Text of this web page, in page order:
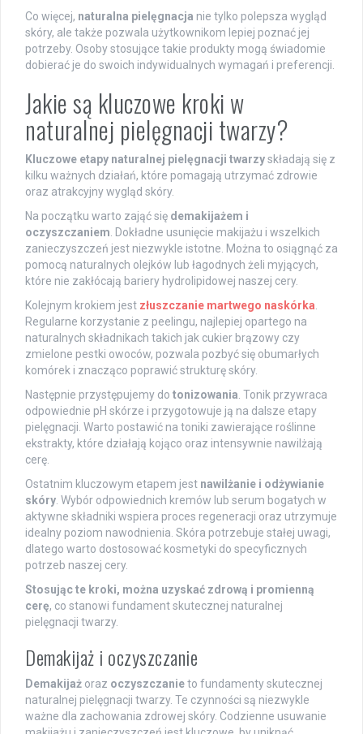
Co więcej, naturalna pielęgnacja nie tylko polepsza wygląd
skóry, ale także pozwala użytkownikom lepiej poznać jej
potrzeby. Osoby stosujące takie produkty mogą świadomie
dobierać je do swoich indywidualnych wymagań i preferencji.
Jakie są kluczowe kroki w
naturalnej pielęgnacji twarzy?
Kluczowe etapy naturalnej pielęgnacji twarzyskładają się z
kilku ważnych działań, które pomagają utrzymać zdrowie
oraz atrakcyjny wygląd skóry.
Na początku warto zająć się demakijażem i
oczyszczaniem . Dokładne usunięcie makijażu i wszelkich
zanieczyszczeń jest niezwykle istotne. Można to osiągnąć za
pomocą naturalnych olejków lub łagodnych żeli myjących,
które nie zakłócają bariery hydrolipidowej naszej cery.
Kolejnym krokiem jest złuszczanie martwego naskórka
Regularne korzystanie z peelingu, najlepiej opartego na
naturalnych składnikach takich jak cukier brązowy czy
zmielone pestki owoców, pozwala pozbyć się obumarłych
komórek i znacząco poprawić strukturę skóry.
Następnie przystępujemy do tonizowania . Tonik przywraca
odpowiednie pH skórze i przygotowuje ją na dalsze etapy
pielęgnacji. Warto postawić na toniki zawierające roślinne
ekstrakty, które działają kojąco oraz intensywnie nawilżają
cerę.
Ostatnim kluczowym etapem jest nawilżanie i odżywianie
skóry . Wybór odpowiednich kremów lub serum bogatych w
aktywne składniki wspiera proces regeneracji oraz utrzymuje
idealny poziom nawodnienia. Skóra potrzebuje stałej uwagi,
dlatego warto dostosować kosmetyki do specyficznych
potrzeb naszej cery.
Stosując te kroki, można uzyskać zdrową i promienną
cerę, co stanowi fundament skutecznej naturalnej
pielęgnacji twarzy.
Demakijaż i oczyszczanie
Demakijaż oraz oczyszczanieto fundamenty skutecznej
naturalnej pielęgnacji twarzy. Te czynności są niezwykle
ważne dla zachowania zdrowej skóry. Codzienne usuwanie